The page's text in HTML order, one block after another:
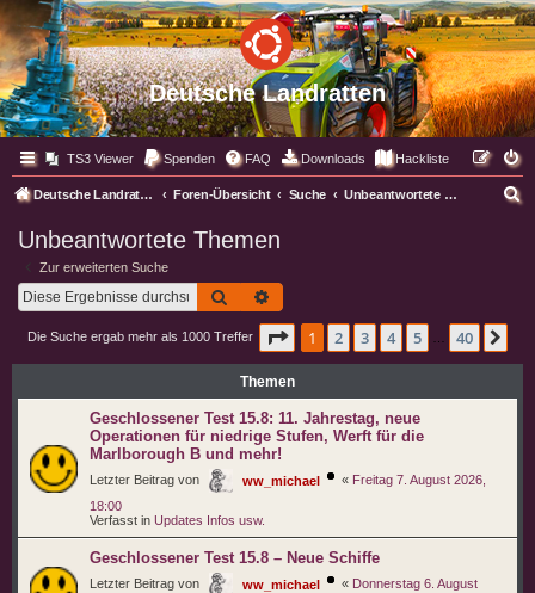
Deutsche Landratten
TS3 Viewer Spenden FAQ Downloads Hackliste
Deutsche Landratten Foren-Übersicht Suche Unbeantwortete Themen
Unbeantwortete Themen
Zur erweiterten Suche
Suche
Die Suche ergab mehr als 1000 Treffer Seite 1von 40
1 2 3 4 5 40
Themen
Geschlossener Test 15.8: 11. Jahrestag, neue
Operationen für niedrige Stufen, Werft für die
Marlborough B und mehr!
Letzter Beitrag von ww_michael « Freitag 7. August 2026,
18:00
Verfasst in Updates Infos usw.
Geschlossener Test 15.8 – Neue Schiffe
Letzter Beitrag von ww_michael « Donnerstag 6. August